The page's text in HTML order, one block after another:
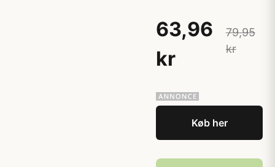
63,96
kr
79,95
kr
Køb her